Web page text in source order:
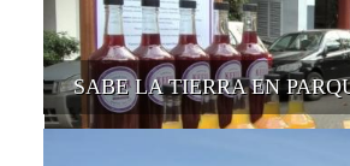
SABE LA TIERRA EN